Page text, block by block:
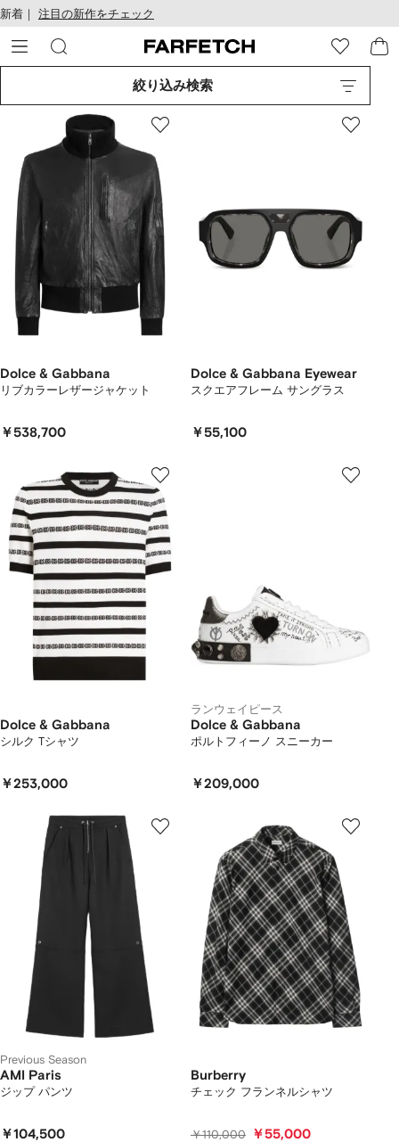
テ
ン
ツ
お
け
る
テ
ィ
新着｜ 注目の新作をチェック
絞り込み検索
Dolce & Gabbana
リブカラーレザージャケット
￥538,700
Dolce & Gabbana Eyewear
スクエアフレーム サングラス
￥55,100
Dolce & Gabbana
シルク Tシャツ
￥253,000
ランウェイピース
Dolce & Gabbana
ポルトフィーノ スニーカー
￥209,000
Previous Season
AMI Paris
ジップ パンツ
￥104,500
Burberry
チェック フランネルシャツ
￥110,000 ￥55,000